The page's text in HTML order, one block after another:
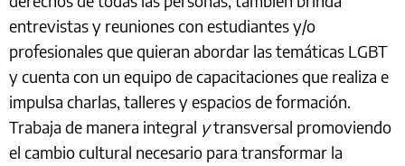
entrevistas y reuniones con estudiantes y/o
profesionales que quieran abordar las temáticas LGBT
y cuenta con un equipo de capacitaciones que realiza e
impulsa charlas, talleres y espacios de formación.
Trabaja de manera integral ytransversal promoviendo
el cambio cultural necesario para transformar la